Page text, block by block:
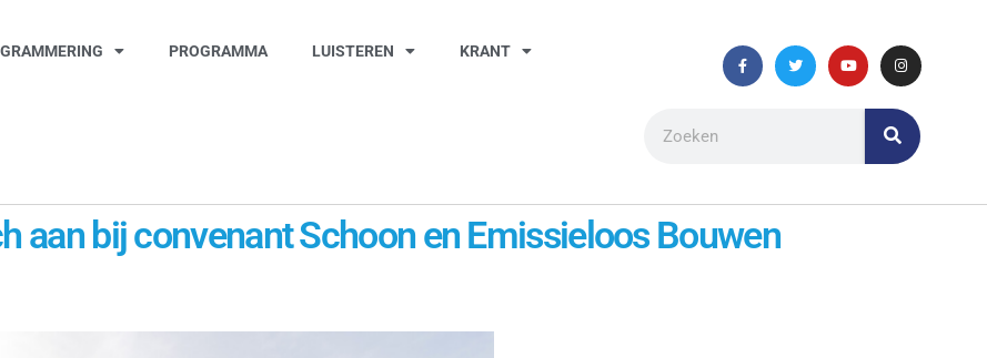
PROGRAMMA LUISTEREN KRANT
aan bij convenant Schoon en Emissieloos Bouwen